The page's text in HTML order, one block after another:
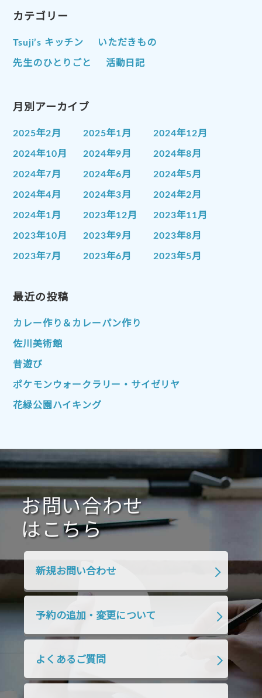
カテゴリー
Tsuji’s キッチン いただきもの
先生のひとりごと 活動日記
月別アーカイブ
2025年2月 2025年1月 2024年12月
2024年10月 2024年9月 2024年8月
2024年7月 2024年6月 2024年5月
2024年4月 2024年3月 2024年2月
2024年1月 2023年12月 2023年11月
2023年10月 2023年9月 2023年8月
2023年7月 2023年6月 2023年5月
2023年1月
2022年10月 2022年9月
2022年7月
2022年4月
2022年1月 2021年12月 2021年11月
2021年10月 2021年9月
2021年1月 2020年12月 2020年11月
2020年10月 2020年9月 2020年8月
2020年7月 2020年6月 2020年5月
2020年4月 2020年3月 2020年2月
2019年10月 2019年9月
2019年4月
2018年7月 2018年6月
2018年4月 2018年3月 2018年2月
最近の投稿
カレー作り＆カレーパン作り
佐川美術館
昔遊び
ポケモンウォークラリー・サイゼリヤ
花緑公園ハイキング
お問い合わせ
はこちら
新規お問い合わせ
予約の追加・変更について
よくあるご質問